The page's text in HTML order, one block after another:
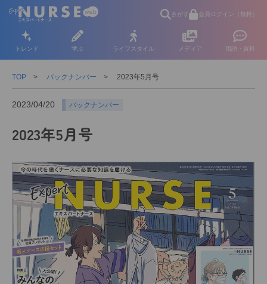
さがす 会員ログイン（無料）
トレンド 学ぶ ライフスタイル メディア 用語・資料
TOP バックナンバー 2023年5月号
2023/04/20 バックナンバー
2023年5月号